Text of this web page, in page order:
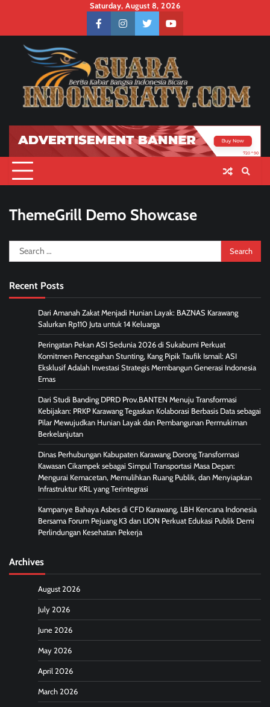
content
Saturday, August 8, 2026
facebookinstagramtwitteryoutube
ThemeGrill Demo Showcase
Search
for:
Recent Posts
Dari Amanah Zakat Menjadi Hunian Layak: BAZNAS Karawang
Salurkan Rp110 Juta untuk 14 Keluarga
Peringatan Pekan ASI Sedunia 2026 di Sukabumi Perkuat
Komitmen Pencegahan Stunting, Kang Pipik Taufik Ismail: ASI
Eksklusif Adalah Investasi Strategis Membangun Generasi Indonesia
Emas
Dari Studi Banding DPRD Prov.BANTEN Menuju Transformasi
Kebijakan: PRKP Karawang Tegaskan Kolaborasi Berbasis Data sebagai
Pilar Mewujudkan Hunian Layak dan Pembangunan Permukiman
Berkelanjutan
Dinas Perhubungan Kabupaten Karawang Dorong Transformasi
Kawasan Cikampek sebagai Simpul Transportasi Masa Depan:
Mengurai Kemacetan, Memulihkan Ruang Publik, dan Menyiapkan
Infrastruktur KRL yang Terintegrasi
Kampanye Bahaya Asbes di CFD Karawang, LBH Kencana Indonesia
Bersama Forum Pejuang K3 dan LION Perkuat Edukasi Publik Demi
Perlindungan Kesehatan Pekerja
Archives
August 2026
July 2026
June 2026
May 2026
April 2026
March 2026